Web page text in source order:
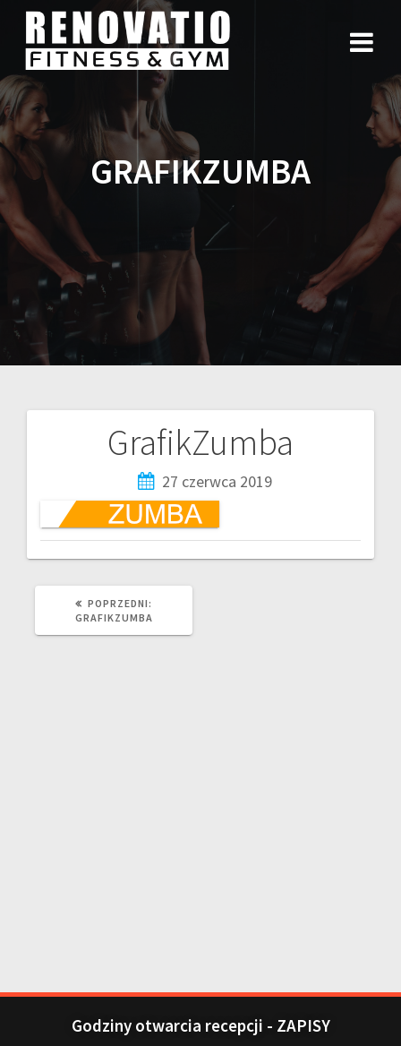
GRAFIKZUMBA
GrafikZumba
27 czerwca 2019
POPRZEDNI:
GRAFIKZUMBA
Godziny otwarcia recepcji - ZAPISY